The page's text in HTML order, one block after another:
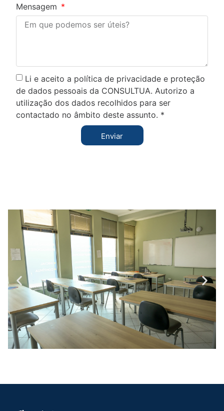
Mensagem
Li e aceito a política de privacidade e proteção
de dados pessoais da CONSULTUA. Autorizo a
utilização dos dados recolhidos para ser
contactado no âmbito deste assunto. *
Enviar